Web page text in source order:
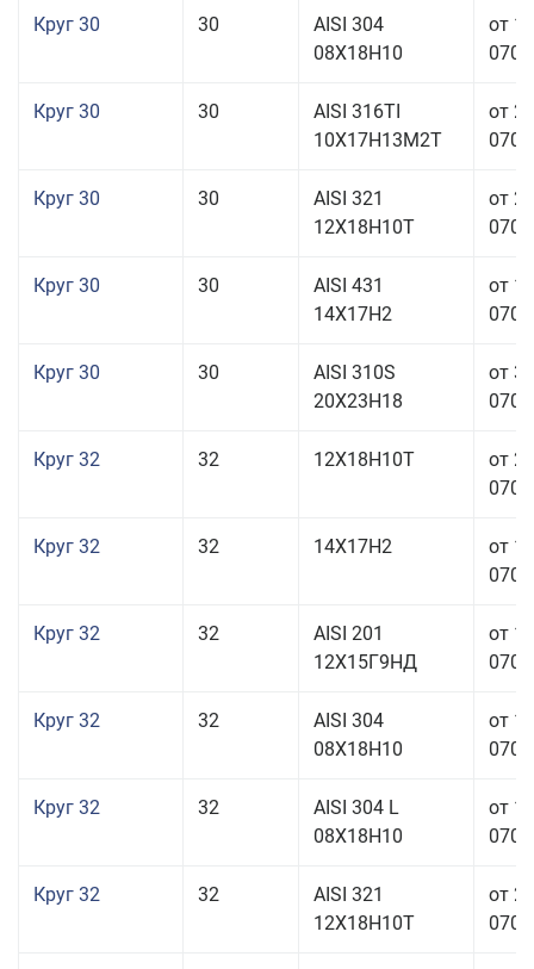
Круг 30 30
AISI 304
08Х18Н10
от
Круг 30 30
AISI 316TI
10Х17Н13М2Т
от
Круг 30 30
AISI 321
12Х18Н10Т
от
Круг 30 30
AISI 431
14Х17Н2
от
Круг 30 30
AISI 310S
20Х23Н18
от
Круг 32 32 12Х18Н10Т
от
Круг 32 32 14Х17Н2
от
Круг 32 32
AISI 201
12Х15Г9НД
от
Круг 32 32
AISI 304
08Х18Н10
от
Круг 32 32
AISI 304 L
08Х18Н10
от
Круг 32 32
AISI 321
12Х18Н10Т
от